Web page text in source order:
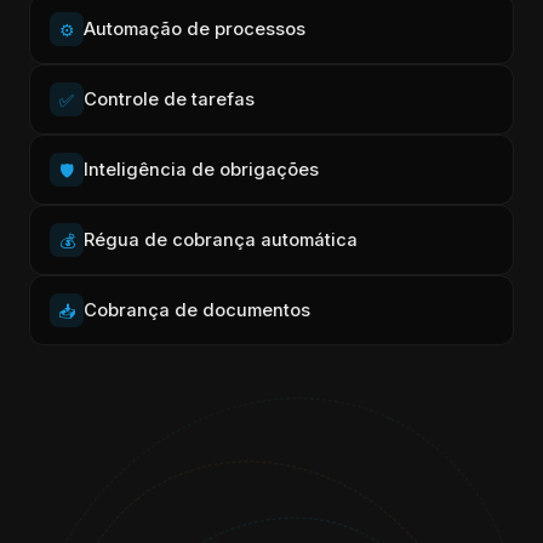
⚙️ Automação de processos
✅ Controle de tarefas
🛡️ Inteligência de obrigações
💰 Régua de cobrança automática
📥 Cobrança de documentos